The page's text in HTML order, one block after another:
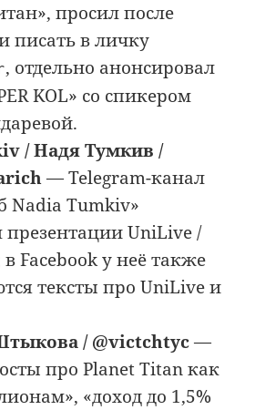
просил после
писать в личку
, отдельно анонсировал
KOL» со спикером
/ Надя Тумкив /
— Telegram-канал
Nadia Tumkiv»
презентации UniLive /
Facebook у неё также
тексты про UniLive и
/ @victchtyc—
про Planet Titan как
«доход до 1,5%